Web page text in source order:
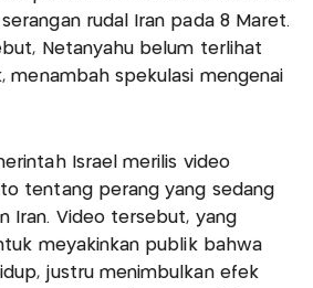
rudal Iran pada 8 Maret.
Netanyahu belum terlihat
menambah spekulasi mengenai
Israel merilis video
tentang perang yang sedang
Iran. Video tersebut, yang
meyakinkan publik bahwa
justru menimbulkan efek